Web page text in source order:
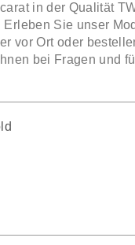
in der Qualität
Sie unser
vor Ort oder
bei Fragen und